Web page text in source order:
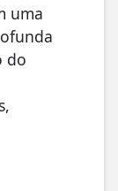
uma
do